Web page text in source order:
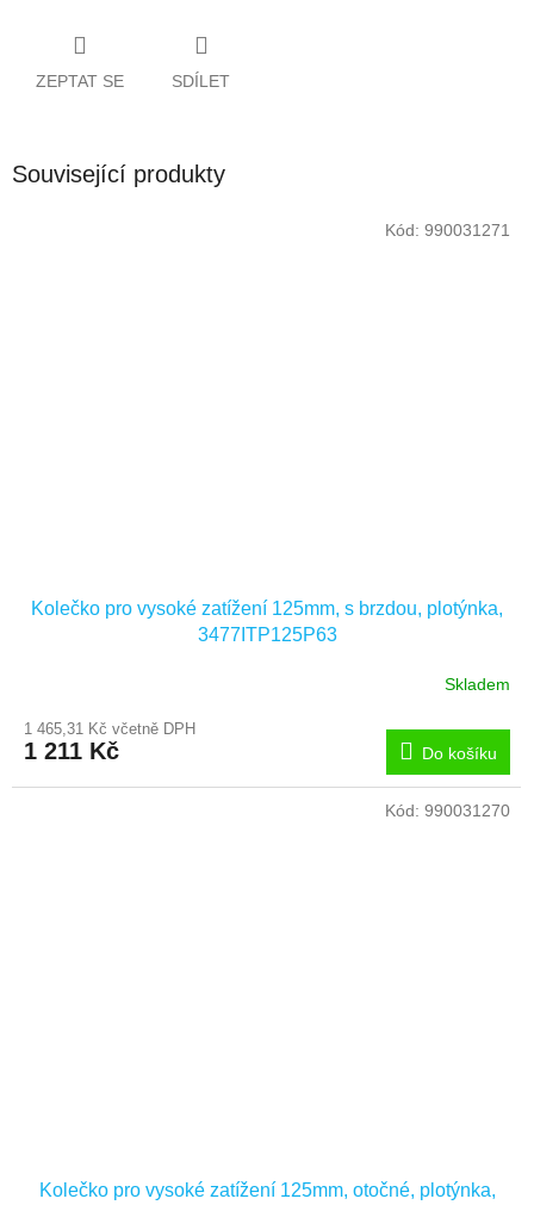
ZEPTAT SE SDÍLET
Související produkty
Kolečko pro vysoké zatížení 125mm, s brzdou, plotýnka,
3477ITP125P63
Skladem
1 465,31 Kč včetně DPH
1 211 Kč Do košíku
Kód: 990031271
Kolečko pro vysoké zatížení 125mm, otočné, plotýnka,
Kód: 990031270